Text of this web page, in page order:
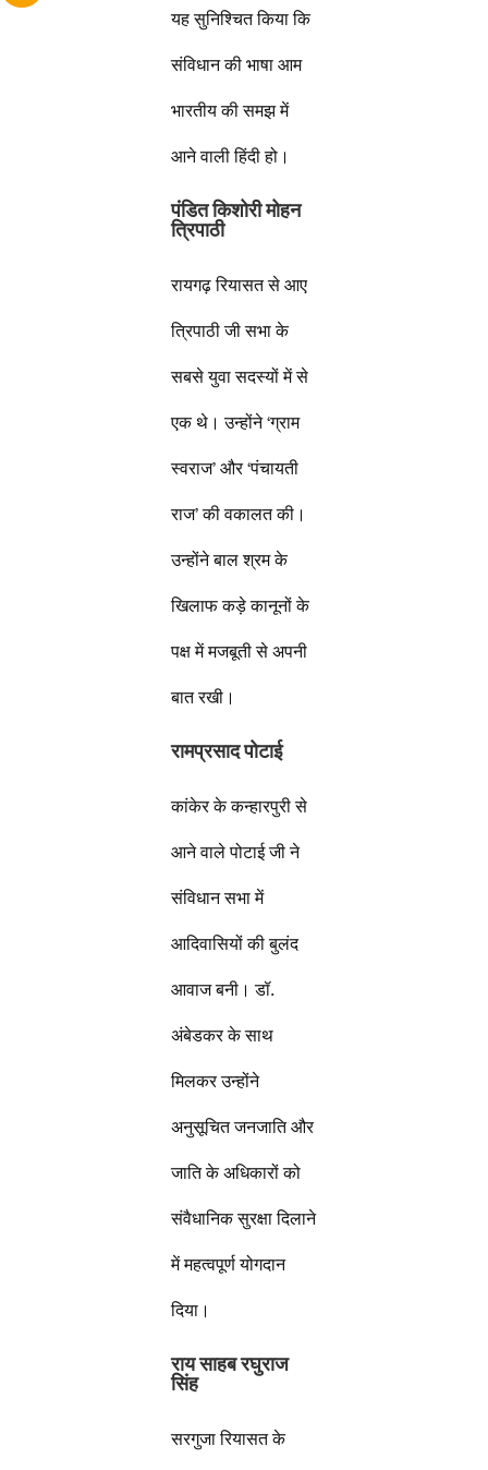
यह सुनिश्चित किया कि
संविधान की भाषा आम
भारतीय की समझ में
आने वाली हिंदी हो।
पंडित किशोरी मोहन
त्रिपाठी
रायगढ़ रियासत से आए
त्रिपाठी जी सभा के
सबसे युवा सदस्यों में से
एक थे। उन्होंने ‘ग्राम
स्वराज’ और ‘पंचायती
राज’ की वकालत की।
उन्होंने बाल श्रम के
खिलाफ कड़े कानूनों के
पक्ष में मजबूती से अपनी
बात रखी।
रामप्रसाद पोटाई
कांकेर के कन्हारपुरी से
आने वाले पोटाई जी ने
संविधान सभा में
आदिवासियों की बुलंद
आवाज बनी। डॉ.
अंबेडकर के साथ
मिलकर उन्होंने
अनुसूचित जनजाति और
जाति के अधिकारों को
संवैधानिक सुरक्षा दिलाने
में महत्वपूर्ण योगदान
दिया।
राय साहब रघुराज
सिंह
सरगुजा रियासत के